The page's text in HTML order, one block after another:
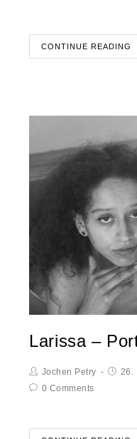
CONTINUE READING
Larissa –
Jochen Petry 26.
0 Comments